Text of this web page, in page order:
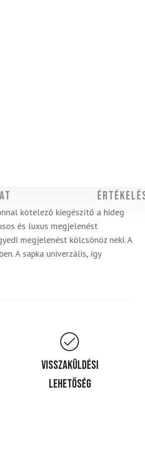
kötelező kiegészítő a hideg
és luxus megjelenést
megjelenést kölcsönöz neki. A
A sapka univerzális, így
Visszaküldési
lehetőség